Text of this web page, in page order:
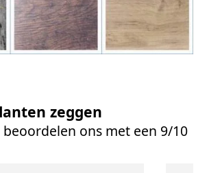
zeggen
ons met een 9/10